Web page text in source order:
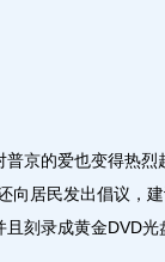
的爱也变得热烈
向居民发出倡议，
刻录成黄金DVD